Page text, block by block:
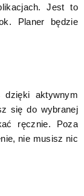
Jest to
Planer będzie
dzięki aktywnym
się do wybranej
ręcznie. Poza
nie musisz nic